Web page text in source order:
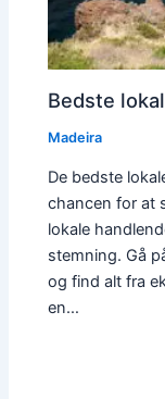
Bedste
Madeira
De bedste
chancen for at
lokale
stemning. Gå
og find alt fra
en…